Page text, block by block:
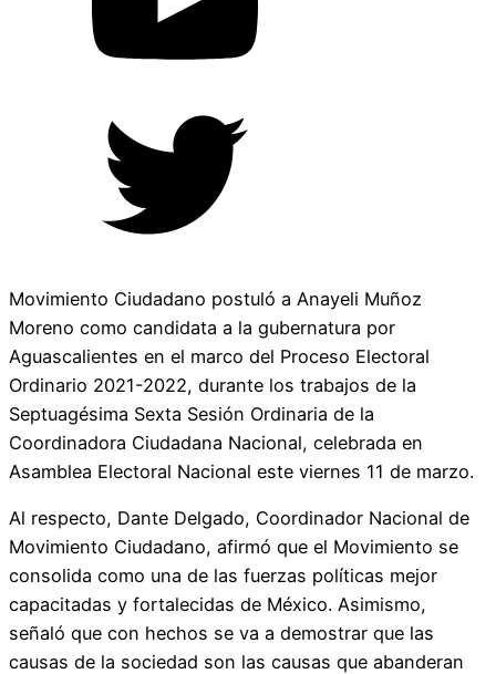
Movimiento Ciudadano postuló a Anayeli Muñoz
Moreno como candidata a la gubernatura por
Aguascalientes en el marco del Proceso Electoral
Ordinario 2021-2022, durante los trabajos de la
Septuagésima Sexta Sesión Ordinaria de la
Coordinadora Ciudadana Nacional, celebrada en
Asamblea Electoral Nacional este viernes 11 de marzo.
Al respecto, Dante Delgado, Coordinador Nacional de
Movimiento Ciudadano, afirmó que el Movimiento se
consolida como una de las fuerzas políticas mejor
capacitadas y fortalecidas de México. Asimismo,
señaló que con hechos se va a demostrar que las
causas de la sociedad son las causas que abanderan